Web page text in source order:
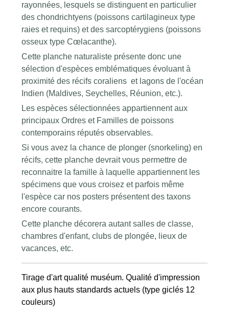
rayonnées, lesquels se distinguent en particulier
des chondrichtyens (poissons cartilagineux type
raies et requins) et des sarcoptérygiens (poissons
osseux type Cœlacanthe).
Cette planche naturaliste présente donc une
sélection d'espèces emblématiques évoluant à
proximité des récifs coraliens et lagons de l'océan
Indien (Maldives, Seychelles, Réunion, etc.).
Les espèces sélectionnées appartiennent aux
principaux Ordres et Familles de poissons
contemporains réputés observables.
Si vous avez la chance de plonger (snorkeling) en
récifs, cette planche devrait vous permettre de
reconnaitre la famille à laquelle appartiennent les
spécimens que vous croisez et parfois même
l'espèce car nos posters présentent des taxons
encore courants.
Cette planche décorera autant salles de classe,
chambres d'enfant, clubs de plongée, lieux de
vacances, etc.
Tirage d'art qualité muséum. Qualité d'impression
aux plus hauts standards actuels (type giclés 12
couleurs)